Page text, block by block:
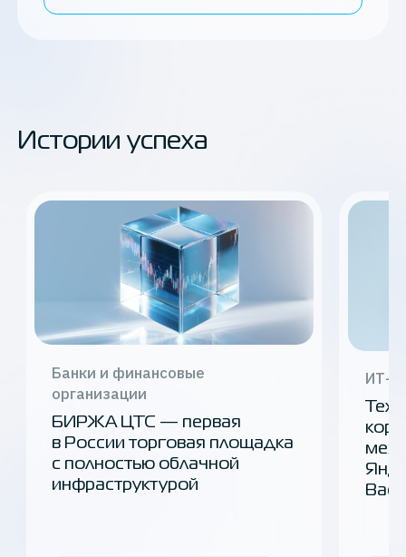
Истории успеха
Банки и финансовые
организации
БИРЖА ЦТС — первая
в России торговая площадка
с полностью облачной
инфраструктурой
ИТ-